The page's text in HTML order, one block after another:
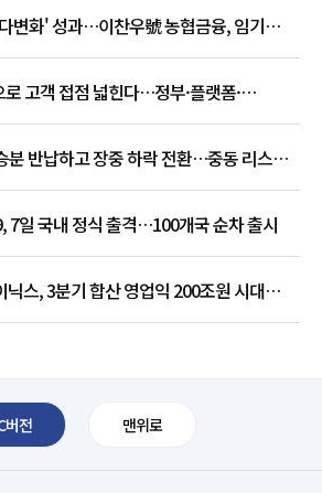
변화' 성과…이찬우號 농협금융, 임기
고객 접점 넓힌다…정부·플랫폼·
분 반납하고 장중 하락 전환…중동 리스크·
7일 국내 정식 출격…100개국 순차 출시
닉스, 3분기 합산 영업익 200조원 시대
담
버전 맨위로